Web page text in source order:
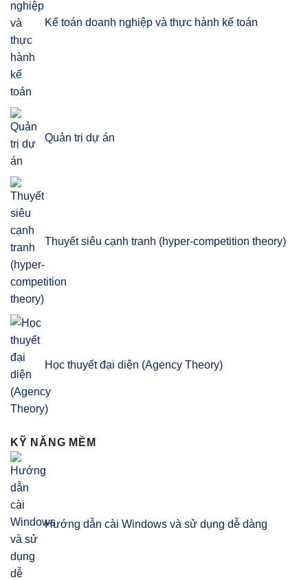
Kế toán doanh nghiệp và thực hành kế toán
Quản trị dự án
Thuyết siêu cạnh tranh (hyper-competition theory)
Học thuyết đại diện (Agency Theory)
KỸ NĂNG MỀM
Hướng dẫn cài Windows và sử dụng dễ dàng